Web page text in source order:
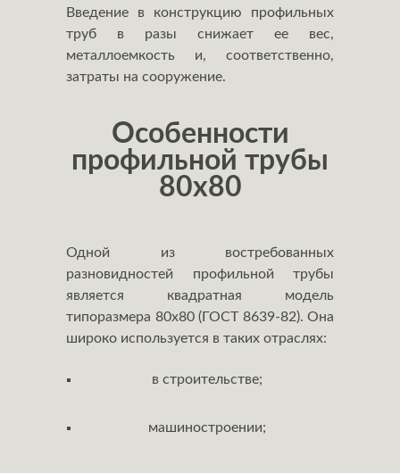
Введение в конструкцию профильных
труб в разы снижает ее вес,
металлоемкость и, соответственно,
затраты на сооружение.
Особенности
профильной трубы
80x80
Одной из востребованных
разновидностей профильной трубы
является квадратная модель
типоразмера 80х80 (ГОСТ 8639-82). Она
широко используется в таких отраслях:
в строительстве;
машиностроении;